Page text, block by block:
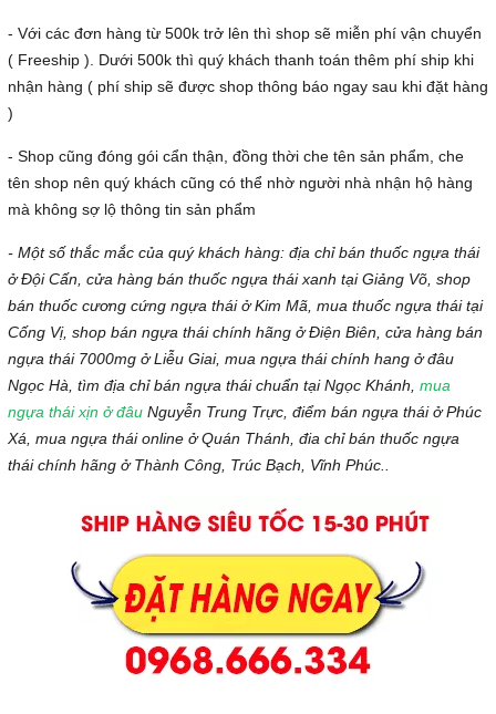
- Với các đơn hàng từ 500k trở lên thì shop sẽ miễn phí vận chuyển
( Freeship ). Dưới 500k thì quý khách thanh toán thêm phí ship khi
nhận hàng ( phí ship sẽ được shop thông báo ngay sau khi đặt hàng
)
- Shop cũng đóng gói cẩn thận, đồng thời che tên sản phẩm, che
tên shop nên quý khách cũng có thể nhờ người nhà nhận hộ hàng
mà không sợ lộ thông tin sản phẩm
- Một số thắc mắc của quý khách hàng: địa chỉ bán thuốc ngựa thái
ở Đội Cấn, cửa hàng bán thuốc ngựa thái xanh tại Giảng Võ, shop
bán thuốc cương cứng ngựa thái ở Kim Mã, mua thuốc ngựa thái tại
Cống Vị, shop bán ngựa thái chính hãng ở Điện Biên, cửa hàng bán
ngựa thái 7000mg ở Liễu Giai, mua ngựa thái chính hang ở đâu
Ngọc Hà, tìm địa chỉ bán ngựa thái chuẩn tại Ngọc Khánh, mua
ngựa thái xịn ở đâu Nguyễn Trung Trực, điểm bán ngựa thái ở Phúc
Xá, mua ngựa thái online ở Quán Thánh, đia chỉ bán thuốc ngựa
thái chính hãng ở Thành Công, Trúc Bạch, Vĩnh Phúc..